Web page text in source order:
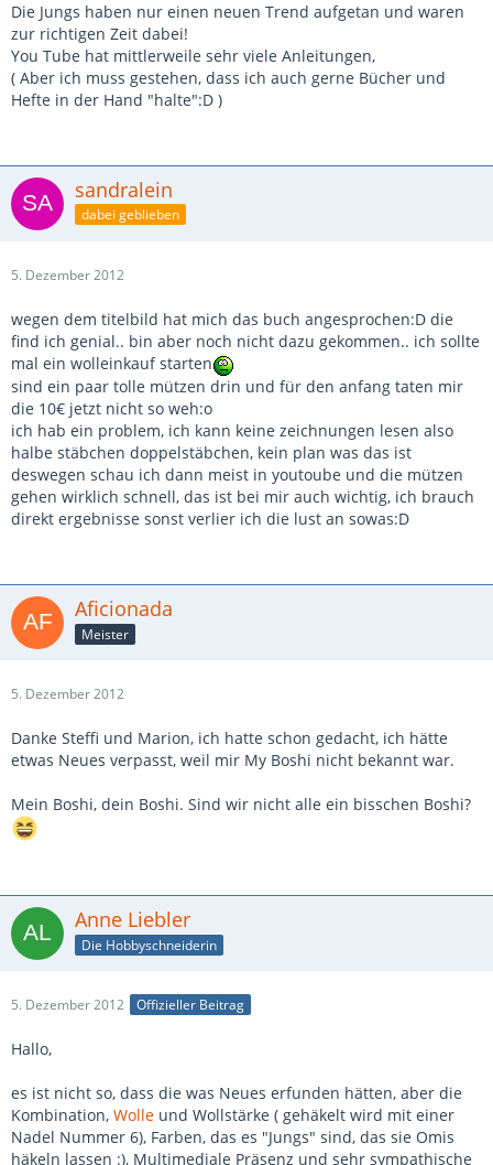
Die Jungs haben nur einen neuen Trend aufgetan und waren
zur richtigen Zeit dabei!
You Tube hat mittlerweile sehr viele Anleitungen,
( Aber ich muss gestehen, dass ich auch gerne Bücher und
Hefte in der Hand "halte":D )
sandralein
dabei geblieben
5. Dezember 2012
wegen dem titelbild hat mich das buch angesprochen:D die
find ich genial.. bin aber noch nicht dazu gekommen.. ich sollte
mal ein wolleinkauf starten
sind ein paar tolle mützen drin und für den anfang taten mir
die 10€ jetzt nicht so weh:o
ich hab ein problem, ich kann keine zeichnungen lesen also
halbe stäbchen doppelstäbchen, kein plan was das ist
deswegen schau ich dann meist in youtoube und die mützen
gehen wirklich schnell, das ist bei mir auch wichtig, ich brauch
direkt ergebnisse sonst verlier ich die lust an sowas:D
Aficionada
Meister
5. Dezember 2012
Danke Steffi und Marion, ich hatte schon gedacht, ich hätte
etwas Neues verpasst, weil mir My Boshi nicht bekannt war.
Mein Boshi, dein Boshi. Sind wir nicht alle ein bisschen Boshi?
Anne Liebler
Die Hobbyschneiderin
5. Dezember 2012 Offizieller Beitrag
Hallo,
es ist nicht so, dass die was Neues erfunden hätten, aber die
Kombination, Wolle und Wollstärke ( gehäkelt wird mit einer
Nadel Nummer 6), Farben, das es "Jungs" sind, das sie Omis
häkeln lassen :), Multimediale Präsenz und sehr sympathische